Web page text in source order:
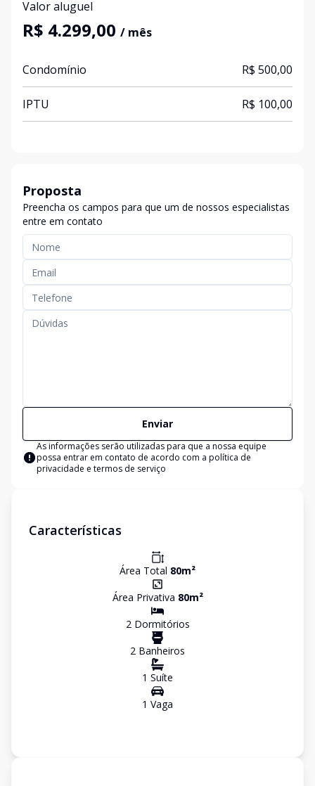
Valor aluguel
R$ 4.299,00 / mês
Condomínio R$ 500,00
IPTU R$ 100,00
Proposta
Preencha os campos para que um de nossos especialistas
entre em contato
Enviar
As informações serão utilizadas para que a nossa equipe
possa entrar em contato de acordo com a política de
privacidade e termos de serviço
Características
Área Total 80m²
Área Privativa 80m²
2Dormitórios
2 Banheiros
1 Suíte
1 Vaga